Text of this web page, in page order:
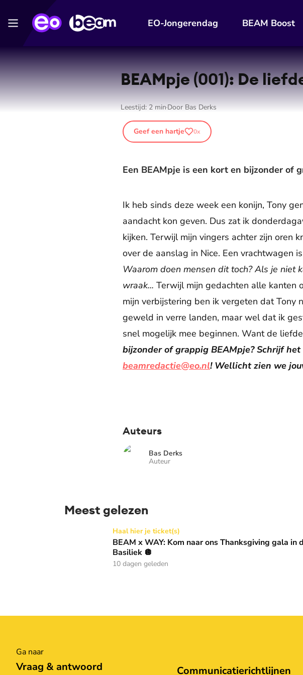
EO-Jongerendag BEAM Boost
BEAMpje (001): De
Leestijd: 2 min Door Bas Derks
Geef een hartje 0x
Een BEAMpje is een kort en bijzonder of
Ik heb sinds deze week een konijn, Tony
aandacht kon geven. Dus zat ik
kijken. Terwijl mijn vingers achter zijn oren
over de aanslag in Nice. Een vrachtwagen
Waarom doen mensen dit toch? Als je niet
wraak... Terwijl mijn gedachten alle kanten
mijn verbijstering ben ik vergeten dat Tony
geweld in verre landen, maar wel dat ik
snel mogelijk mee beginnen. Want de
bijzonder of grappig BEAMpje? Schrijf
beamredactie@eo.nl! Wellicht zien we
Auteurs
Bas Derks
Auteur
Meest gelezen
BEAM x WAY: Kom naar ons Thanksgiving gala in de Basiliek 🪩
Haal hier je ticket(s)
BEAM x WAY: Kom naar ons Thanksgiving gala in
Basiliek 🪩
10 dagen geleden
Ga naar
Vraag & antwoord
Communicatierichtlijnen